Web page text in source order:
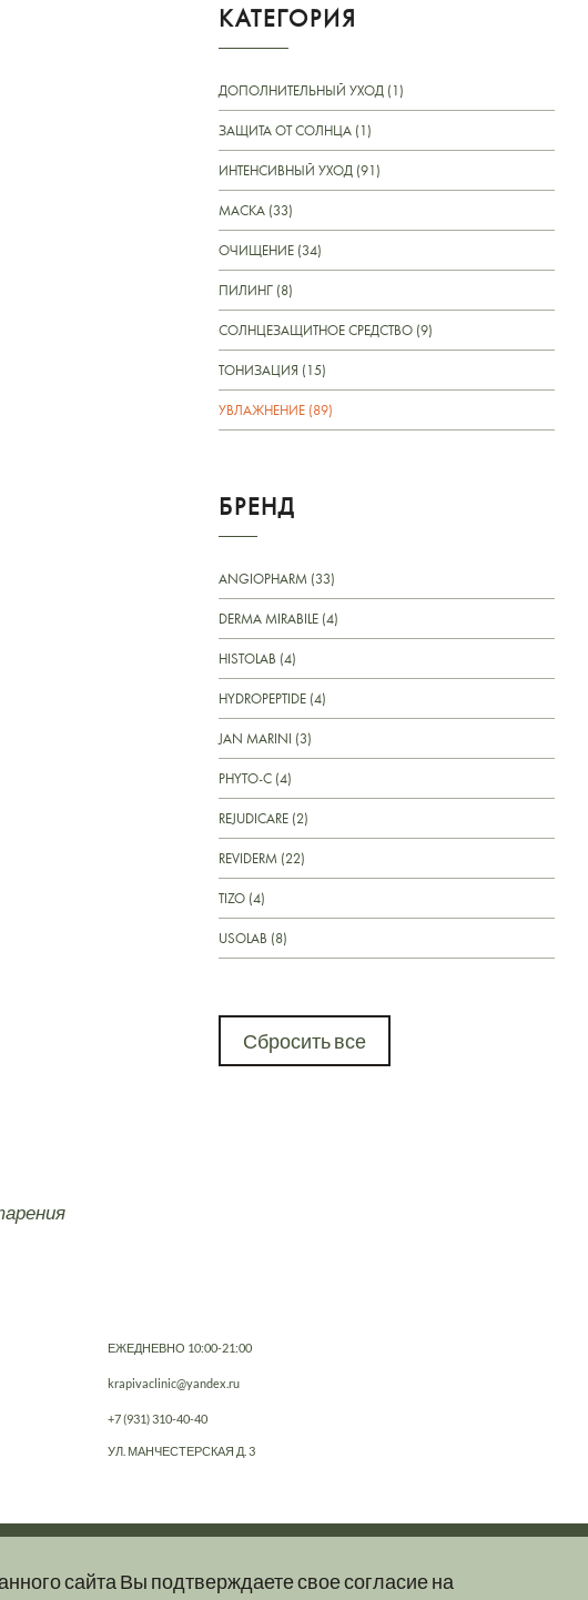
сайта Вы подтверждаете свое согласие на
КАТЕГОРИЯ
ДОПОЛНИТЕЛЬНЫЙ УХОД (1)
ЗАЩИТА ОТ СОЛНЦА (1)
ИНТЕНСИВНЫЙ УХОД (91)
МАСКА (33)
ОЧИЩЕНИЕ (34)
ПИЛИНГ (8)
СОЛНЦЕЗАЩИТНОЕ СРЕДСТВО (9)
ТОНИЗАЦИЯ (15)
УВЛАЖНЕНИЕ (89)
БРЕНД
ANGIOPHARM (33)
DERMA MIRABILE (4)
HISTOLAB (4)
HYDROPEPTIDE (4)
JAN MARINI (3)
PHYTO-C (4)
REJUDICARE (2)
REVIDERM (22)
TIZO (4)
USOLAB (8)
Сбросить все
ЕЖЕДНЕВНО 10:00-21:00
krapivaclinic@yandex.ru
+7 (931) 310-40-40
УЛ. МАНЧЕСТЕРСКАЯ Д. 3